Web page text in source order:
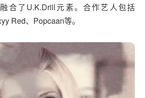
合了U.K.Drill元素。合作艺人包括
Red、Popcaan等。